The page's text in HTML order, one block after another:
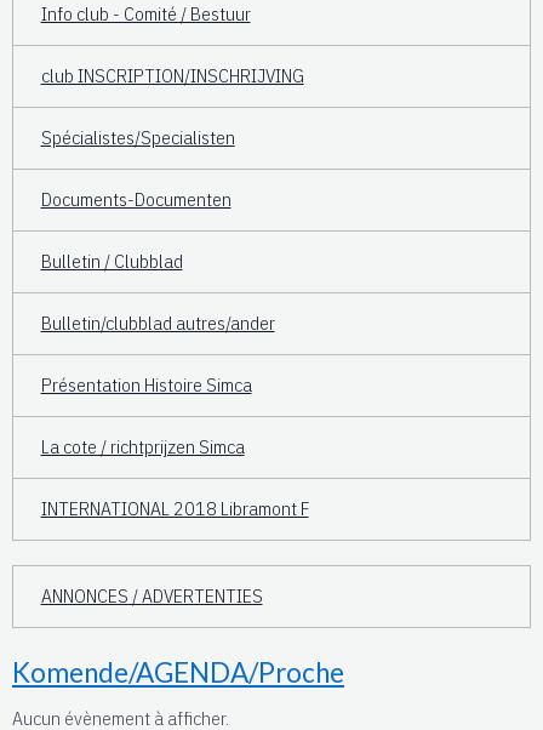
Info club - Comité / Bestuur
club INSCRIPTION/INSCHRIJVING
Spécialistes/Specialisten
Documents-Documenten
Bulletin / Clubblad
Bulletin/clubblad autres/ander
Présentation Histoire Simca
La cote / richtprijzen Simca
INTERNATIONAL 2018 Libramont F
ANNONCES / ADVERTENTIES
Komende/AGENDA/Proche
Aucun évènement à afficher.